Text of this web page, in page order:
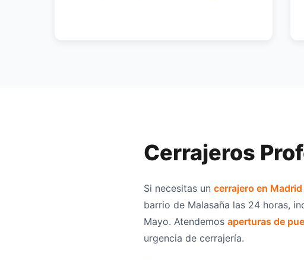
Cerrajeros
Si necesitas un cerrajero en Madrid
barrio de Malasaña las 24 horas,
Mayo. Atendemos aperturas de
urgencia de cerrajería.